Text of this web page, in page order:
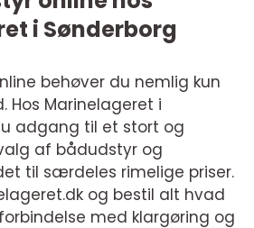
i Sønderborg
behøver du nemlig kun
Hos Marinelageret i
adgang til et stort og
af bådudstyr og
til særdeles rimelige priser.
og bestil alt hvad
med klargøring og